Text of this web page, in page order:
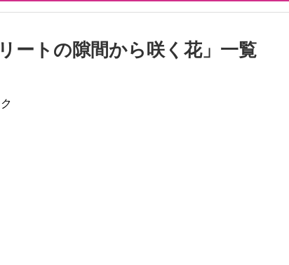
ートの隙間から咲く花」 一覧